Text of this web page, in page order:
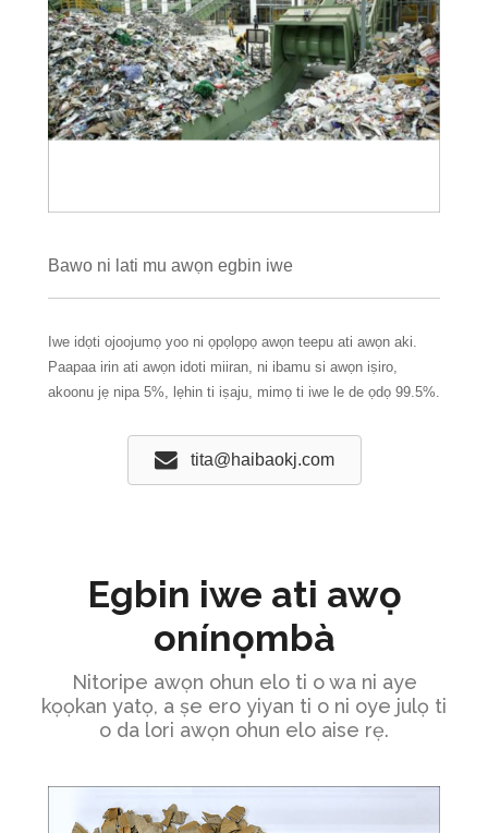
Bawo ni lati mu awọn egbin iwe
Iwe idọti ojoojumọ yoo ni ọpọlọpọ awọn teepu ati awọn aki.
Paapaa irin ati awọn idoti miiran, ni ibamu si awọn iṣiro,
akoonu jẹ nipa 5%, lẹhin ti iṣaju, mimọ ti iwe le de ọdọ 99.5%.
tita@haibaokj.com
Egbin iwe ati awọ
onínọmbà
Nitoripe awọn ohun elo ti o wa ni aye
kọọkan yatọ, a ṣe ero yiyan ti o ni oye julọ ti
o da lori awọn ohun elo aise rẹ.